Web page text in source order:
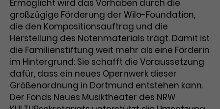
verschiedene Websites hinweg.
Ermöglicht wird das Vorhaben durch die
großzügige Förderung der Wilo-Foundation,
die den Kompositionsauftrag und die
Herstellung des Notenmaterials trägt. Damit ist
die Familienstiftung weit mehr als eine Förderin
im Hintergrund: Sie schafft die Voraussetzung
dafür, dass ein neues Opernwerk dieser
Größenordnung in Dortmund entstehen kann.
Der Fonds Neues Musiktheater des NRW